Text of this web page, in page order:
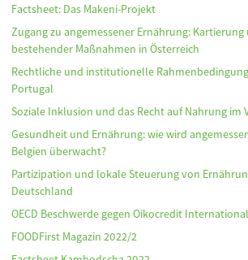
Factsheet: Das Makeni-Projekt
Zugang zu angemessener Ernährung:
bestehender Maßnahmen in Österreich
Rechtliche und institutionelle
Portugal
Soziale Inklusion und das Recht auf Nahrung im
Gesundheit und Ernährung: wie wird
Belgien überwacht?
Partizipation und lokale Steuerung von
Deutschland
OECD Beschwerde gegen Oikocredit International
FOODFirst Magazin 2022/2